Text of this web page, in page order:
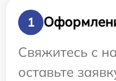
1
Свяжитесь с
оставьте